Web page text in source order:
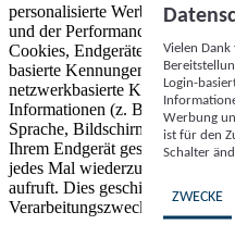
personalisierte Werbung und
und der Performance von
Cookies, Endgeräte- oder
basierte Kennungen, zufällig
netzwerkbasierte Kennungen)
Informationen (z. B.
Sprache, Bildschirmgröße,
Ihrem Endgerät gespeichert
jedes Mal wiederzuerkennen,
aufruft. Dies geschieht für einen
Verarbeitungszwecke.
Vielen
Login-
Werbung
ist für den
Schalter
ZWECKE